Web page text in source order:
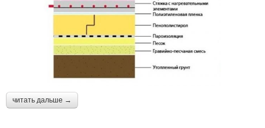
читать дальше →